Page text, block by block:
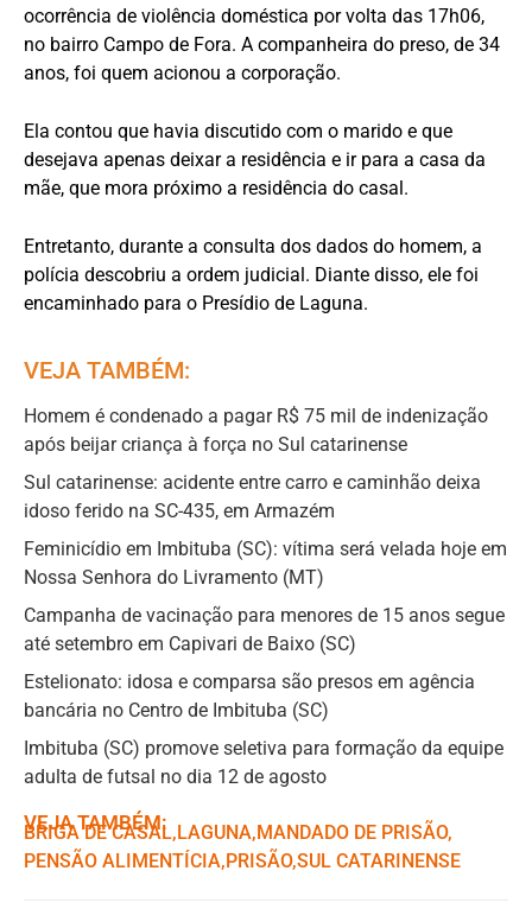
ocorrência de violência doméstica por volta das 17h06,
no bairro Campo de Fora. A companheira do preso, de 34
anos, foi quem acionou a corporação.
Ela contou que havia discutido com o marido e que
desejava apenas deixar a residência e ir para a casa da
mãe, que mora próximo a residência do casal.
Entretanto, durante a consulta dos dados do homem, a
polícia descobriu a ordem judicial. Diante disso, ele foi
encaminhado para o Presídio de Laguna.
VEJA TAMBÉM:
Homem é condenado a pagar R$ 75 mil de indenização
após beijar criança à força no Sul catarinense
Sul catarinense: acidente entre carro e caminhão deixa
idoso ferido na SC-435, em Armazém
Feminicídio em Imbituba (SC): vítima será velada hoje em
Nossa Senhora do Livramento (MT)
Campanha de vacinação para menores de 15 anos segue
até setembro em Capivari de Baixo (SC)
Estelionato: idosa e comparsa são presos em agência
bancária no Centro de Imbituba (SC)
Imbituba (SC) promove seletiva para formação da equipe
adulta de futsal no dia 12 de agosto
VEJA TAMBÉM:
BRIGA DE CASAL,ㅤLAGUNA,ㅤMANDADO DE PRISÃO,ㅤ
PENSÃO ALIMENTÍCIA,ㅤPRISÃO,ㅤSUL CATARINENSE